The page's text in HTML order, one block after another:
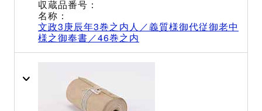
文政3庚辰年3巻之内人／義質様御代従御老中
様之御奉書／46巻之内